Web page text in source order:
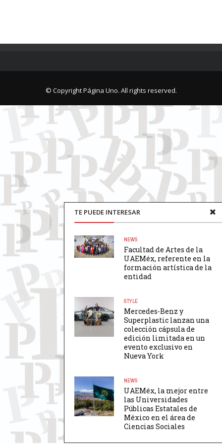
TE PUEDE INTERESAR
NEWS
Facultad de Artes de la
UAEMéx, referente en la
formación artística de la
entidad
STYLE
Mercedes-Benz y
Superplastic lanzan una
colección cápsula de
edición limitada en un
evento exclusivo en
Nueva York
NEWS
UAEMéx, la mejor entre
las Universidades
Públicas Estatales de
México en el área de
Ciencias Sociales
© Copyright Página Uno. All rights reserved.